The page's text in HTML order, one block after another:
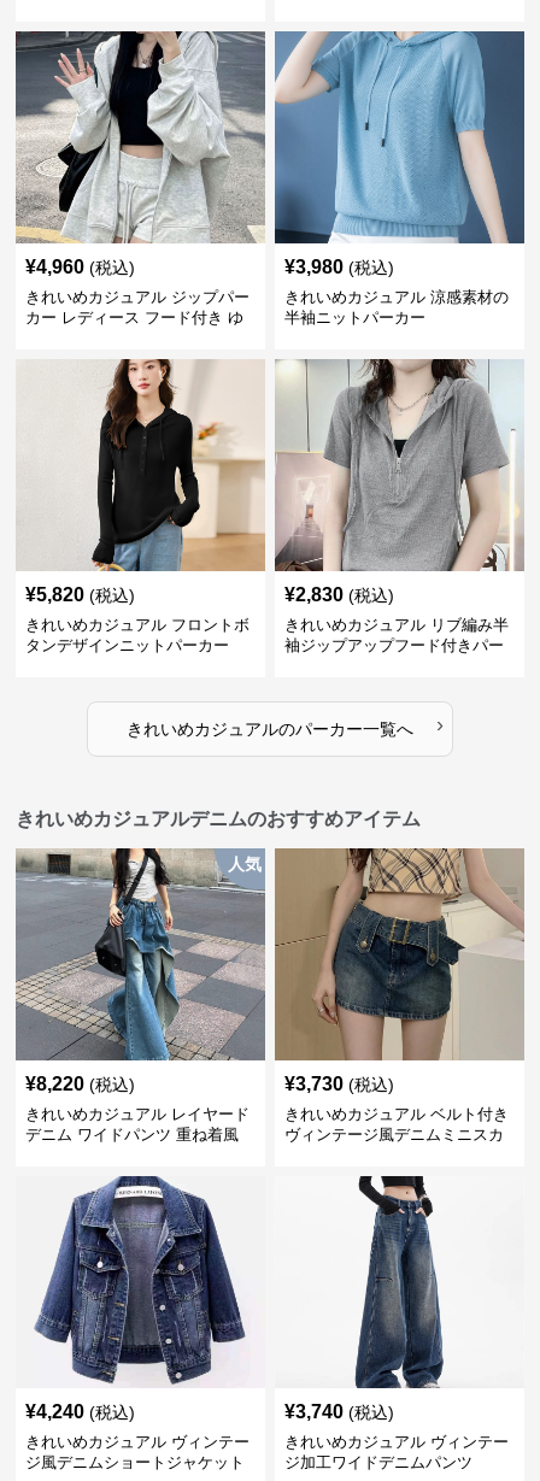
型カバー フード付き 春秋冬羽織
り
映え 小柄さん◎
¥4,960 (税込)
きれいめカジュアル ジップパー
カー レディース フード付き ゆ
風カジュアル
¥3,980 (税込)
きれいめカジュアル 涼感素材の
半袖ニットパーカー
¥5,820 (税込)
きれいめカジュアル フロントボ
タンデザインニットパーカー
¥2,830 (税込)
きれいめカジュアル リブ編み半
袖ジップアップフード付きパー
きれいめカジュアルのパーカー一覧へ ›
きれいめカジュアルデニムのおすすめアイテム
人気
¥8,220 (税込)
きれいめカジュアル レイヤード
デニム ワイドパンツ 重ね着風
¥3,730 (税込)
きれいめカジュアル ベルト付き
ヴィンテージ風デニムミニスカ
¥4,240 (税込)
きれいめカジュアル ヴィンテー
ジ風デニムショートジャケット
¥3,740 (税込)
きれいめカジュアル ヴィンテー
ジ加工ワイドデニムパンツ